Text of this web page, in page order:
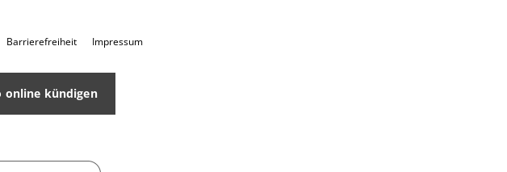
Barrierefreiheit Impressum
online kündigen